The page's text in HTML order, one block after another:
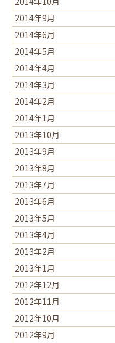
2014年9月
2014年6月
2014年5月
2014年4月
2014年3月
2014年2月
2014年1月
2013年10月
2013年9月
2013年8月
2013年7月
2013年6月
2013年5月
2013年4月
2013年2月
2013年1月
2012年12月
2012年11月
2012年10月
2012年9月